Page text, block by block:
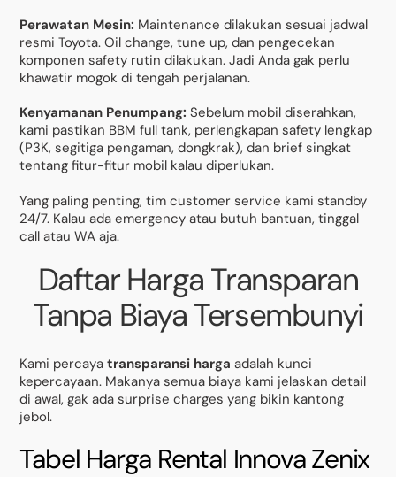
Perawatan Mesin: Maintenance dilakukan sesuai jadwal
resmi Toyota. Oil change, tune up, dan pengecekan
komponen safety rutin dilakukan. Jadi Anda gak perlu
khawatir mogok di tengah perjalanan.
Kenyamanan Penumpang: Sebelum mobil diserahkan,
kami pastikan BBM full tank, perlengkapan safety lengkap
(P3K, segitiga pengaman, dongkrak), dan brief singkat
tentang fitur-fitur mobil kalau diperlukan.
Yang paling penting, tim customer service kami standby
24/7. Kalau ada emergency atau butuh bantuan, tinggal
call atau WA aja.
Daftar Harga Transparan
Tanpa Biaya Tersembunyi
Kami percayatransparansi harga adalah kunci
kepercayaan. Makanya semua biaya kami jelaskan detail
di awal, gak ada surprise charges yang bikin kantong
jebol.
Tabel Harga Rental Innova Zenix